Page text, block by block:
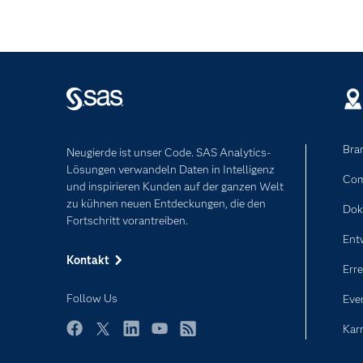
Neugierde ist unser Code. SAS Analytics-
Lösungen verwandeln Daten in Intelligenz
und inspirieren Kunden auf der ganzen Welt
zu kühnen neuen Entdeckungen, die den
Fortschritt vorantreiben.
Kontakt
Follow Us